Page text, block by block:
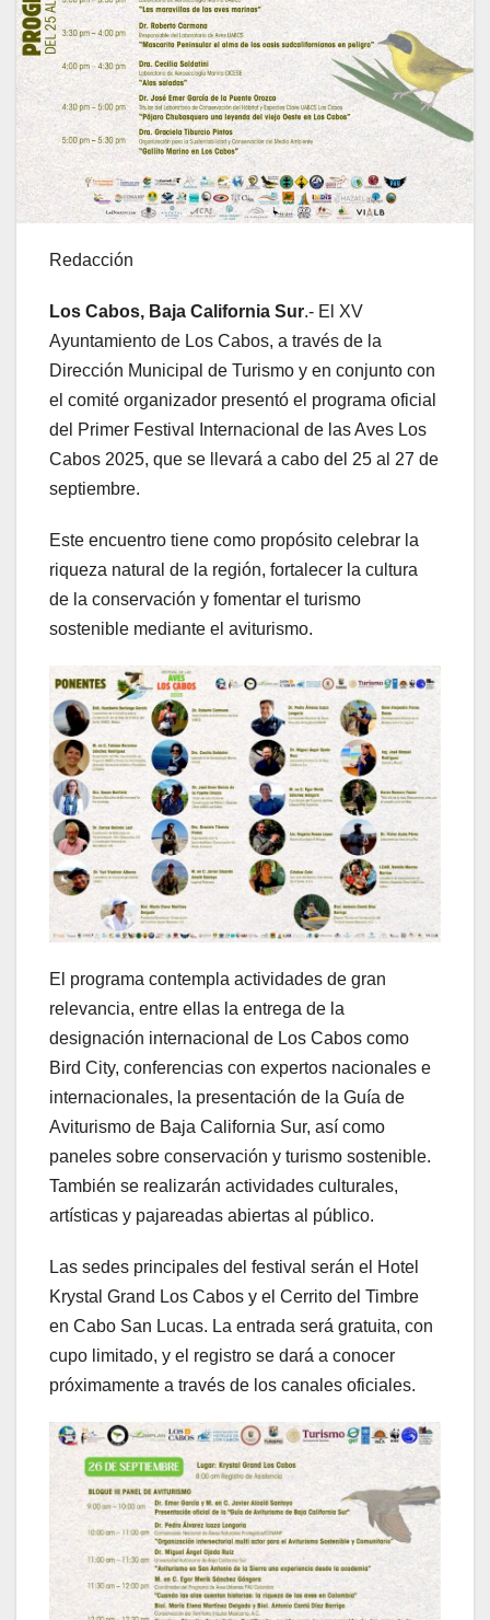
Redacción
Los Cabos, Baja California Sur.- El XV
Ayuntamiento de Los Cabos, a través de la
Dirección Municipal de Turismo y en conjunto con
el comité organizador presentó el programa oficial
del Primer Festival Internacional de las Aves Los
Cabos 2025, que se llevará a cabo del 25 al 27 de
septiembre.
Este encuentro tiene como propósito celebrar la
riqueza natural de la región, fortalecer la cultura
de la conservación y fomentar el turismo
sostenible mediante el aviturismo.
El programa contempla actividades de gran
relevancia, entre ellas la entrega de la
designación internacional de Los Cabos como
Bird City, conferencias con expertos nacionales e
internacionales, la presentación de la Guía de
Aviturismo de Baja California Sur, así como
paneles sobre conservación y turismo sostenible.
También se realizarán actividades culturales,
artísticas y pajareadas abiertas al público.
Las sedes principales del festival serán el Hotel
Krystal Grand Los Cabos y el Cerrito del Timbre
en Cabo San Lucas. La entrada será gratuita, con
cupo limitado, y el registro se dará a conocer
próximamente a través de los canales oficiales.